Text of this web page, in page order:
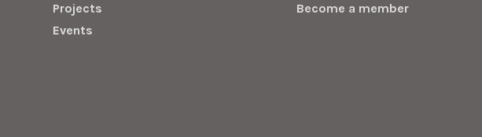
Projects
Events
Become a member